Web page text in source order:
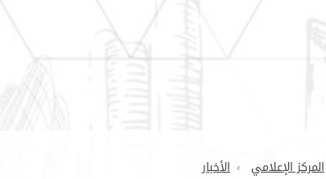
المركز الإعلامي الأخبار